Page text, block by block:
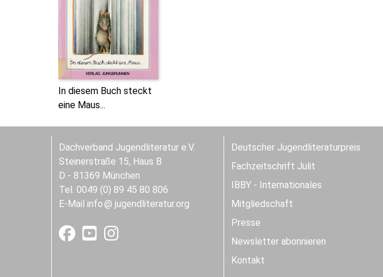
In diesem Buch steckt
eine Maus...
Dachverband Jugendliteratur e.V.
Steinerstraße 15, Haus B
D - 81369 München
Tel. 0049 (0) 89 45 80 806
E-Mail info jugendliteratur.org
Deutscher Jugendliteraturpreis
Fachzeitschrift Julit
IBBY - Internationales
Mitgliedschaft
Presse
Newsletter abonnieren
Kontakt